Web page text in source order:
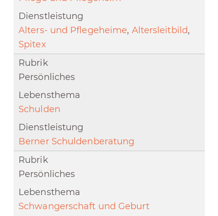
Alters- und Pflegeheime, Altersleitbild,
Spitex
Persönliches
Schulden
Berner Schuldenberatung
Persönliches
Schwangerschaft und Geburt